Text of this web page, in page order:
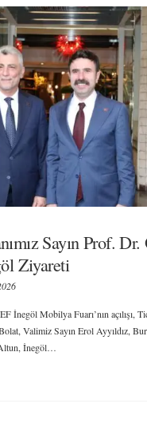
Sayın Prof.
Ziyareti
İnegöl Mobilya Fuarı’nın açılışı,
Valimiz Sayın Erol Ayyıldız,
Altun, İnegöl…